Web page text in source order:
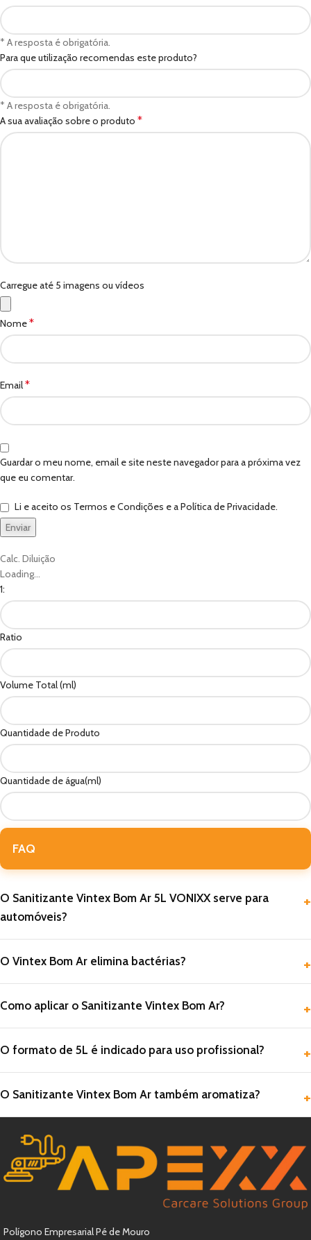
* A resposta é obrigatória.
Para que utilização recomendas este produto?
* A resposta é obrigatória.
A sua avaliação sobre o produto *
Carregue até 5 imagens ou vídeos
Nome*
Email*
Guardar o meu nome, email e site neste navegador para a próxima vez
que eu comentar.
Li e aceito os Termos e Condições e a Política de Privacidade.
Calc. Diluição
Loading...
1:
Ratio
Volume Total (ml)
Quantidade de Produto
Quantidade de água(ml)
FAQ
O Sanitizante Vintex Bom Ar 5L VONIXX serve para
automóveis?
O Vintex Bom Ar elimina bactérias?
Como aplicar o Sanitizante Vintex Bom Ar?
O formato de 5L é indicado para uso profissional?
O Sanitizante Vintex Bom Ar também aromatiza?
Polígono Empresarial Pé de Mouro